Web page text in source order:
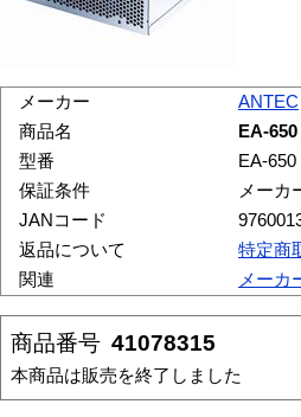
メーカー
ANTEC
商品名
EA-650
型番
EA-650
保証条件
メーカ
JANコード
返品について
特定商
関連
メーカ
商品番号 41078315
本商品は販売を終了しました